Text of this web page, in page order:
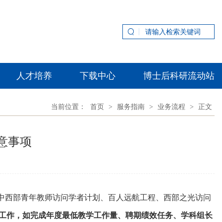
人才培养 下载中心 博士后科研流动站
当前位置： 首页 > 服务指南 > 业务流程 > 正文
事项
部青年教师访问学者计划、百人远航工程、西部之光访问
作，如完成年度最低教学工作量、聘期绩效任务、学科组长